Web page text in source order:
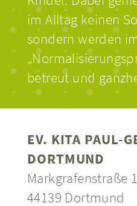
im Alltag keinen
sondern werden
betreut und
EV. KITA PAUL-
DORTMUND
Markgrafenstraße
44139 Dortmund